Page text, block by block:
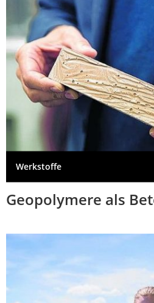
Werkstoffe
Geopolymere als